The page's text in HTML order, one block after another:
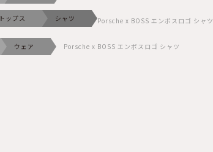
トップス シャツ Porsche x BOSS エンボスロゴ シャツ
ウェア Porsche x BOSS エンボスロゴ シャツ